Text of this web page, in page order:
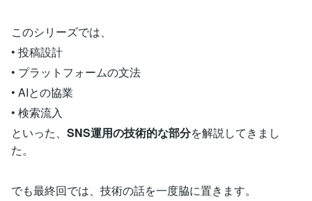
このシリーズでは、
• 投稿設計
• プラットフォームの文法
• AIとの協業
• 検索流入
といった、 SNS運用の技術的な部分を解説してきまし
た。
でも最終回では、技術の話を一度脇に置きます。